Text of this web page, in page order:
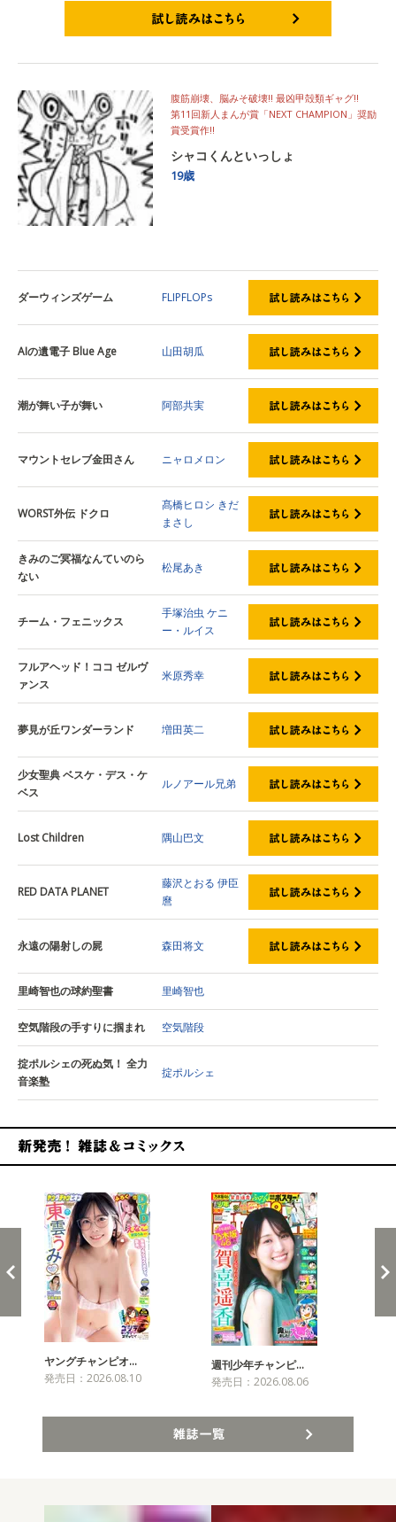
腹筋崩壊、脳みそ破壊!! 最凶甲殻類ギャグ!!
第11回新人まんが賞「NEXT CHAMPION」奨励
賞受賞作!!
シャコくんといっしょ
19歳
ダーウィンズゲーム FLIPFLOPs
AIの遺電子 Blue Age 山田胡瓜
潮が舞い子が舞い 阿部共実
マウントセレブ金田さん ニャロメロン
WORST外伝 ドクロ
髙橋ヒロシ きだ
まさし
きみのご冥福なんていのら
ない
松尾あき
チーム・フェニックス
手塚治虫ケニ
ー・ルイス
フルアヘッド！ココ ゼルヴ
ァンス
米原秀幸
夢見が丘ワンダーランド 増田英二
少女聖典 ベスケ・デス・ケ
ベス
ルノアール兄弟
Lost Children 隅山巴文
RED DATA PLANET
藤沢とおる 伊臣
麿
永遠の陽射しの屍 森田将文
里崎智也の球約聖書 里崎智也
空気階段の手すりに掴まれ 空気階段
掟ポルシェの死ぬ気！ 全力
音楽塾
掟ポルシェ
ヤングチャンピオ…
発売日：2026.08.10
週刊少年チャンピ…
発売日：2026.08.06